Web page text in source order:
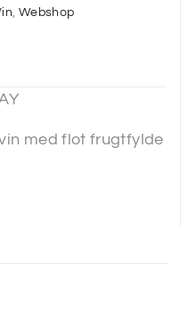
, Webshop
med flot frugtfylde